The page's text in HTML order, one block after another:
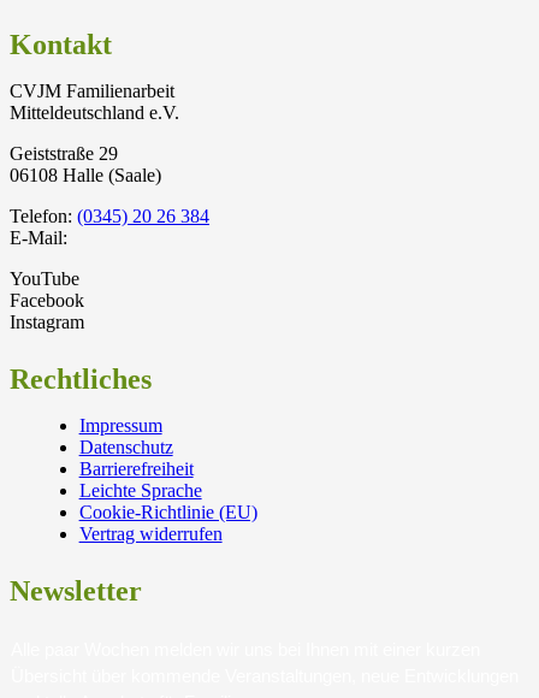
Kontakt
CVJM Familienarbeit
Mitteldeutschland e.V.
Geiststraße 29
06108 Halle (Saale)
Telefon: (0345) 20 26 384
E-Mail:
YouTube
Facebook
Instagram
Rechtliches
Impressum
Datenschutz
Barrierefreiheit
Leichte Sprache
Cookie-Richtlinie (EU)
Vertrag widerrufen
Newsletter